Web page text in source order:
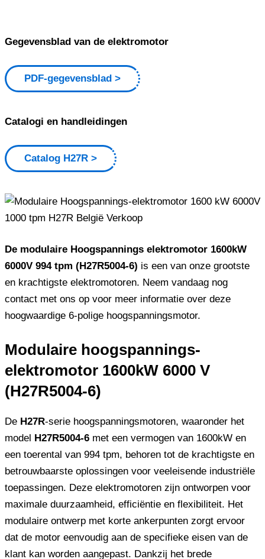
Gegevensblad van de elektromotor
PDF-gegevensblad
Catalogi en handleidingen
Catalog H27R
De modulaire Hoogspannings elektromotor 1600kW
6000V 994 tpm (H27R5004-6) is een van onze grootste
en krachtigste elektromotoren. Neem vandaag nog
contact met ons op voor meer informatie over deze
hoogwaardige 6-polige hoogspanningsmotor.
Modulaire hoogspannings-
elektromotor 1600kW 6000 V
(H27R5004-6)
De H27R-serie hoogspanningsmotoren, waaronder het
model H27R5004-6 met een vermogen van 1600kW en
een toerental van 994 tpm, behoren tot de krachtigste en
betrouwbaarste oplossingen voor veeleisende industriële
toepassingen. Deze elektromotoren zijn ontworpen voor
maximale duurzaamheid, efficiëntie en flexibiliteit. Het
modulaire ontwerp met korte ankerpunten zorgt ervoor
dat de motor eenvoudig aan de specifieke eisen van de
klant kan worden aangepast. Dankzij het brede